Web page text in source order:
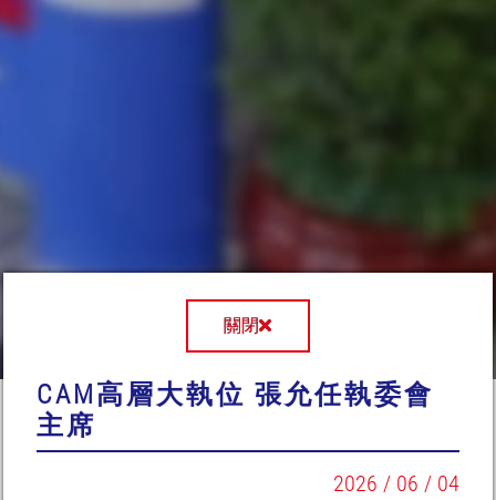
關閉
CAM高層大執位 張允任執委會
主席
2026 / 06 / 04